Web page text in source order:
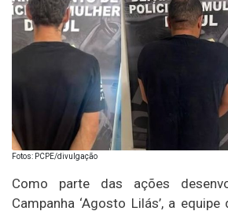
Fotos: PCPE/divulgação
Como parte das ações
Campanha ‘Agosto Lilás’, a